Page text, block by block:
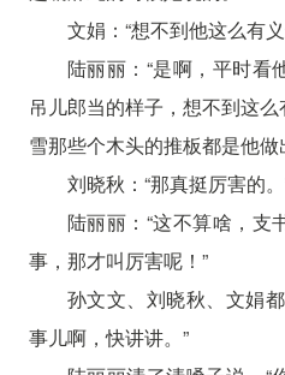
文娟：“想不到他这么有
陆丽丽：“是啊，平时看
吊儿郎当的样子，想不到这
雪那些个木头的推板都是他做
刘晓秋：“那真挺厉害的
陆丽丽：“这不算啥，支
事，那才叫厉害呢！”
孙文文、刘晓秋、文娟
事儿啊，快讲讲。”